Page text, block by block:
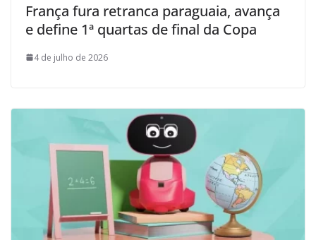
França fura retranca paraguaia, avança
e define 1ª quartas de final da Copa
4 de julho de 2026